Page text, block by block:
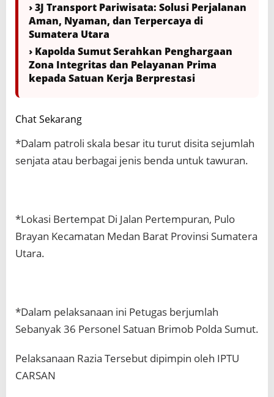
› 3J Transport Pariwisata: Solusi Perjalanan
Aman, Nyaman, dan Terpercaya di
Sumatera Utara
› Kapolda Sumut Serahkan Penghargaan
Zona Integritas dan Pelayanan Prima
kepada Satuan Kerja Berprestasi
Chat Sekarang
*Dalam patroli skala besar itu turut disita sejumlah
senjata atau berbagai jenis benda untuk tawuran.
*Lokasi Bertempat Di Jalan Pertempuran, Pulo
Brayan Kecamatan Medan Barat Provinsi Sumatera
Utara.
*Dalam pelaksanaan ini Petugas berjumlah
Sebanyak 36 Personel Satuan Brimob Polda Sumut.
Pelaksanaan Razia Tersebut dipimpin oleh IPTU
CARSAN